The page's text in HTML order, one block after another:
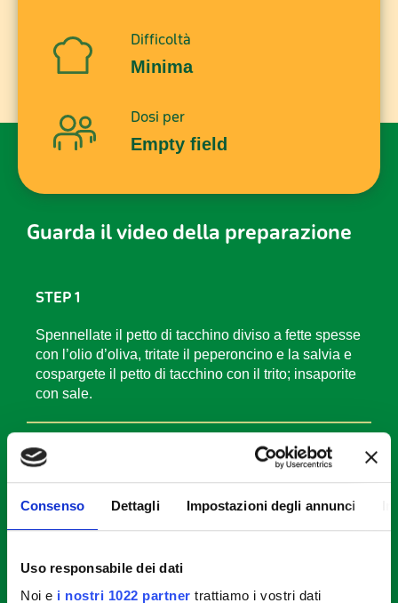
Consenso Dettagli Impostazioni degli annunci
Uso responsabile dei dati
Noi e i nostri 1022 partner trattiamo i vostri dati
Difficoltà
Minima
Dosi per
Empty field
STEP 1
Spennellate il petto di tacchino diviso a fette spesse
con l’olio d’oliva, tritate il peperoncino e la salvia e
cospargete il petto di tacchino con il trito; insaporite
con sale.
STEP 2
Pulite le verdure, tagliate le carote e le zucchine a
julienne, il peperone ed il sedano a pezzetti ed i
pomodorini a metà.
Guarda il video della preparazione